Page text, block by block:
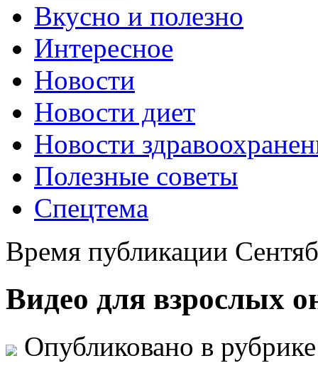
Вкусно и полезно
Интересное
Новости
Новости диет
Новости
Полезные советы
Спецтема
Время публикации
Видео для взрослых
Опубликовано в